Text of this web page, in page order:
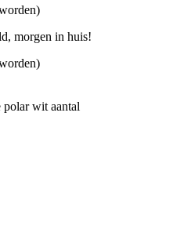
morgen in huis!
polar wit aantal